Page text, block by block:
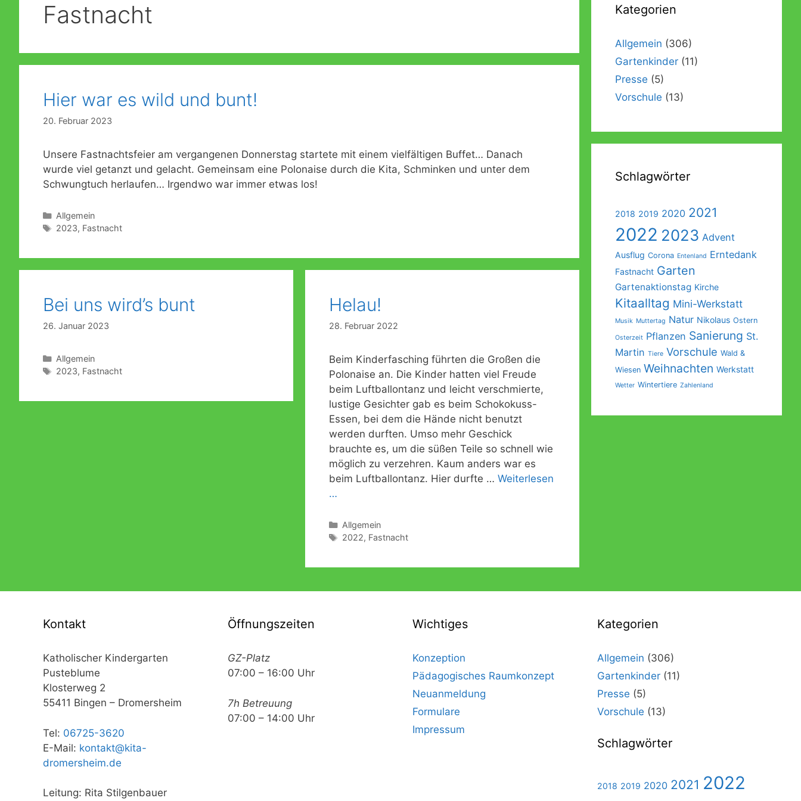
Formulare
Beschwerde- und Anregungsmanagement
Konzeption der KiTa
Dreistufiges Bildungskonzept
Brandschutzmaßnahmen
St. Martin Ein Garten für Kinder – Das Konzept
Einweihung der Räumlichkeiten
Lesemaus trifft Leseratte Abschlussausflug der Vorschulkinder
Abschlussgottesdienst der Vorschulkinder
Sonos
Fastnacht
Hier war es wild und bunt!
20. Februar 2023
Unsere Fastnachtsfeier am vergangenen Donnerstag startete mit einem vielfältigen Buffet… Danach
wurde viel getanzt und gelacht. Gemeinsam eine Polonaise durch die Kita, Schminken und unter dem
Schwungtuch herlaufen… Irgendwo war immer etwas los!
Kategorien
Allgemein
Schlagwörter
2023, Fastnacht
Bei uns wird’s bunt
26. Januar 2023
Kategorien
Allgemein
Schlagwörter
2023, Fastnacht
Helau!
28. Februar 2022
Beim Kinderfasching führten die Großen die
Polonaise an. Die Kinder hatten viel Freude
beim Luftballontanz und leicht verschmierte,
lustige Gesichter gab es beim Schokokuss-
Essen, bei dem die Hände nicht benutzt
werden durften. Umso mehr Geschick
brauchte es, um die süßen Teile so schnell wie
möglich zu verzehren. Kaum anders war es
beim Luftballontanz. Hier durfte … Weiterlesen
…
Kategorien
Allgemein
Schlagwörter
2022, Fastnacht
Kategorien
Allgemein (306)
Gartenkinder (11)
Presse (5)
Vorschule (13)
Schlagwörter
2018 2019 2020 2021
2022 2023 Advent
Ausflug Corona Entenland Erntedank
Fastnacht Garten
Gartenaktionstag Kirche
Kitaalltag Mini-Werkstatt
Musik Muttertag Natur Nikolaus Ostern
Osterzeit Pflanzen Sanierung St.
Martin Tiere Vorschule Wald &
Wiesen Weihnachten Werkstatt
Wetter Wintertiere Zahlenland
Kontakt
Katholischer Kindergarten
Pusteblume
Klosterweg 2
55411 Bingen – Dromersheim
Tel: 06725-3620
E-Mail: kontakt@kita-
dromersheim.de
Leitung: Rita Stilgenbauer
Öffnungszeiten
GZ-Platz
07:00 – 16:00 Uhr
7h Betreuung
07:00 – 14:00 Uhr
Wichtiges
Konzeption
Pädagogisches Raumkonzept
Neuanmeldung
Formulare
Impressum
Kategorien
Allgemein (306)
Gartenkinder (11)
Presse (5)
Vorschule (13)
Schlagwörter
2018 2019 2020 2021 2022